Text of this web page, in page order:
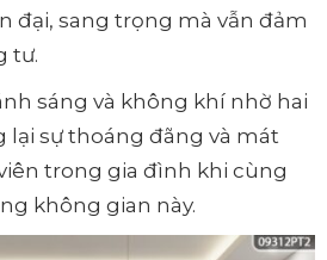
đại, sang trọng mà vẫn đảm
tư.
sáng và không khí nhờ hai
lại sự thoáng đãng và mát
trong gia đình khi cùng
không gian này.